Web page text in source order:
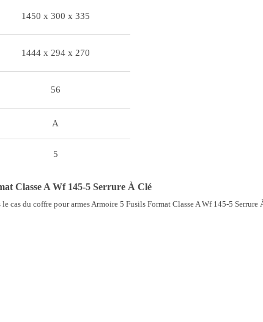
1450 x 300 x 335
1444 x 294 x 270
56
A
5
Classe A Wf 145-5 Serrure À Clé
cas du coffre pour armes Armoire 5 Fusils Format Classe A Wf 145-5